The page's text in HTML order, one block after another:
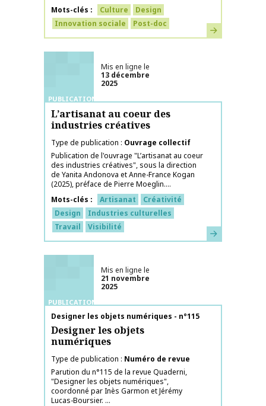
Mots-clés
Culture
Design
Innovation sociale
Post-doc En savoir plus
PUBLICATIONS
Mis en ligne le
13 décembre
2025
L’artisanat au coeur des
industries créatives
Type de publication
Ouvrage collectif
Publication de l'ouvrage "L’artisanat au coeur
des industries créatives", sous la direction
de Yanita Andonova et Anne-France Kogan
(2025), préface de Pierre Moeglin....
Mots-clés
Artisanat
Créativité
Design
Industries culturelles
Travail
Visibilité En savoir plus
PUBLICATIONS
Mis en ligne le
21 novembre
2025
Nom de la publication
Designer les objets numériques - n°115
Designer les objets
numériques
Type de publication
Numéro de revue
Parution du n°115 de la revue Quaderni,
"Designer les objets numériques",
coordonné par Inès Garmon et Jérémy
Lucas-Boursier. ...